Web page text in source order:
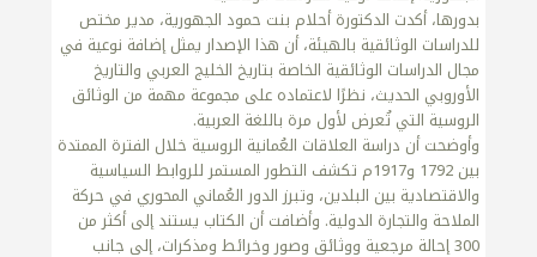
بدورها، أكدت الدكتورة أحلام بنت حمود الجهورية، مدير مختص
للدراسات الوثائقية بالهيئة، أن هذا الإصدار يمثل إضافة نوعية في
مجال الدراسات الوثائقية الخاصة بتاريخ الخليج العربي والتاريخ
الأوروبي الحديث، نظرًا لاعتماده على مجموعة مهمة من الوثائق
الروسية التي تُعرض لأول مرة باللغة العربية.
وأوضحت أن دراسة العلاقات العُمانية الروسية خلال الفترة الممتدة
بين 1792 و1917م تكشف التطور المستمر للروابط السياسية
والاقتصادية بين البلدين، وتبرز الدور العُماني المحوري في حركة
الملاحة والتجارة الدولية. وأضافت أن الكتاب يستند إلى أكثر من
300 إحالة مرجعية ووثائق وصور وخرائط ومذكرات، إلى جانب